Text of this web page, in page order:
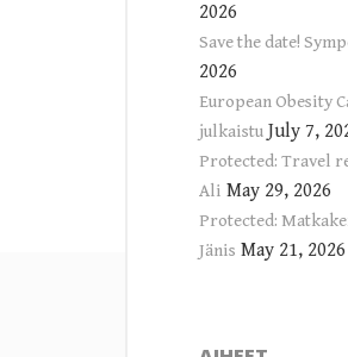
2026
Save the date!
2026
European Obesity
julkaistu July 7,
Protected: Travel
Ali May 29, 2026
Protected:
Jänis May 21, 2026